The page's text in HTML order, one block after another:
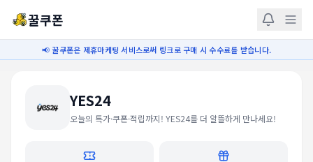
꿀쿠폰
📢 꿀쿠폰은 제휴마케팅 서비스로써 링크로 구매 시 수수료를 받습니다.
YES24
오늘의 특가·쿠폰·적립까지! YES24를 더 알뜰하게 만나세요!